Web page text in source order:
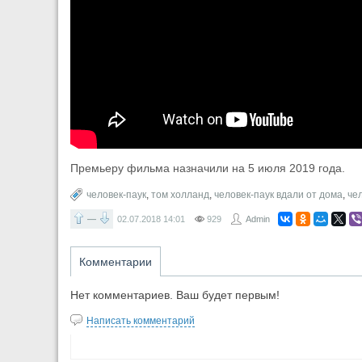
Премьеру фильма назначили на 5 июля 2019 года.
человек-паук том холланд человек-паук вдали от дома
— 02.07.2018 14:01 929 Admin
Комментарии
Нет комментариев. Ваш будет первым!
Написать комментарий